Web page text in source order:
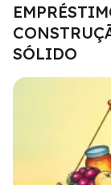
SÓLIDO